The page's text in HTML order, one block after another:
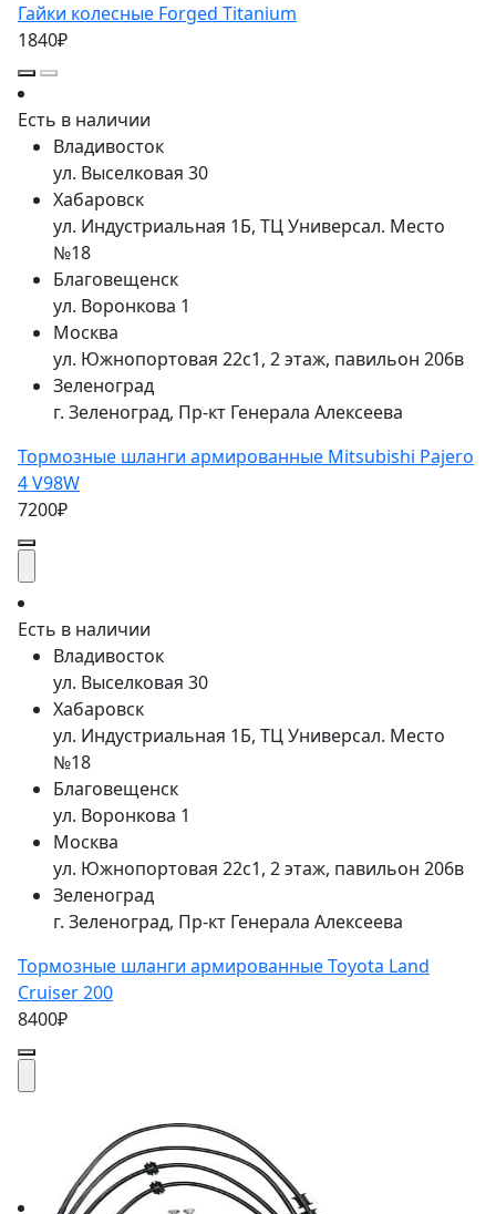
Гайки колесные Forged Titanium
1840₽
Есть в наличии
Владивосток
ул. Выселковая 30
Хабаровск
ул. Индустриальная 1Б, ТЦ Универсал. Место
№18
Благовещенск
ул. Воронкова 1
Москва
ул. Южнопортовая 22с1, 2 этаж, павильон 206в
Зеленоград
г. Зеленоград, Пр-кт Генерала Алексеева
Тормозные шланги армированные Mitsubishi Pajero
4 V98W
7200₽
Есть в наличии
Владивосток
ул. Выселковая 30
Хабаровск
ул. Индустриальная 1Б, ТЦ Универсал. Место
№18
Благовещенск
ул. Воронкова 1
Москва
ул. Южнопортовая 22с1, 2 этаж, павильон 206в
Зеленоград
г. Зеленоград, Пр-кт Генерала Алексеева
Тормозные шланги армированные Toyota Land
Cruiser 200
8400₽